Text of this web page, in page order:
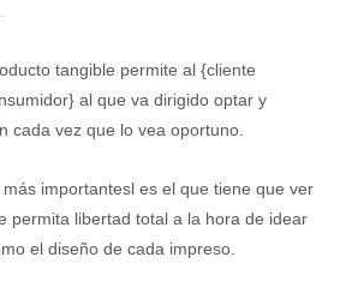
tangible permite al {cliente
al que va dirigido optar y
cada vez que lo vea oportuno.
importantesl es el que tiene que ver
permita libertad total a la hora de idear
el diseño de cada impreso.